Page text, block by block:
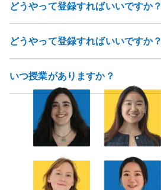
どうやって登録すればいいですか？
どうやって登録すればいいですか？
いつ授業がありますか？